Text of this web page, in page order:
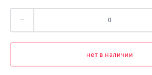
нет в наличии